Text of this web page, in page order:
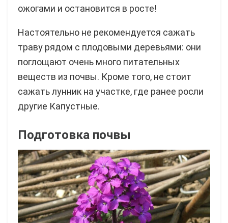
ожогами и остановится в росте!
Настоятельно не рекомендуется сажать
траву рядом с плодовыми деревьями: они
поглощают очень много питательных
веществ из почвы. Кроме того, не стоит
сажать лунник на участке, где ранее росли
другие Капустные.
Подготовка почвы